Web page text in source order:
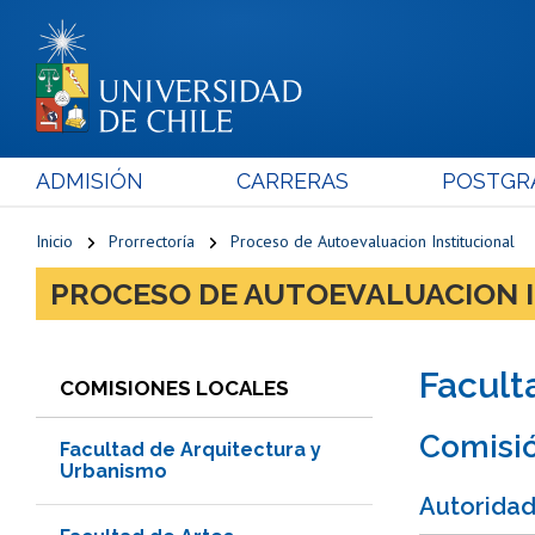
ADMISIÓN CARRERAS
Inicio Prorrectoría Proceso de Autoevaluacion Institucional
PROCESO DE
COMISIONES LOCALES
Facultad de Arquitectura y
Urbanismo